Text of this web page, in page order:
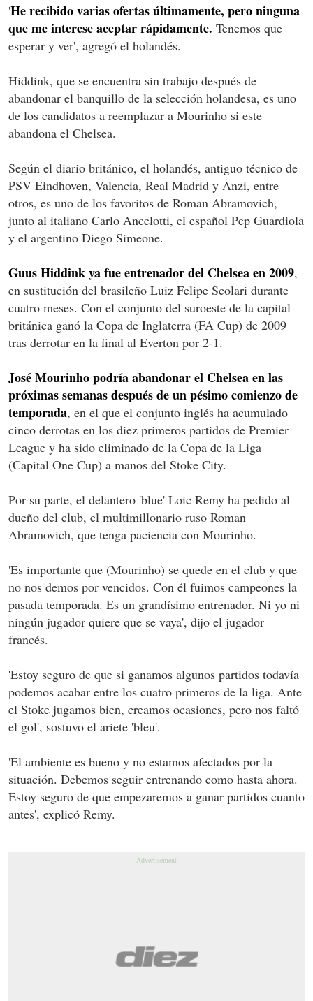
'He recibido varias ofertas últimamente, pero ninguna
que me interese aceptar rápidamente. Tenemos que
esperar y ver', agregó el holandés.
Hiddink, que se encuentra sin trabajo después de
abandonar el banquillo de la selección holandesa, es uno
de los candidatos a reemplazar a Mourinho si este
abandona el Chelsea.
Según el diario británico, el holandés, antiguo técnico de
PSV Eindhoven, Valencia, Real Madrid y Anzi, entre
otros, es uno de los favoritos de Roman Abramovich,
junto al italiano Carlo Ancelotti, el español Pep Guardiola
y el argentino Diego Simeone.
Guus Hiddink ya fue entrenador del Chelsea en 2009,
en sustitución del brasileño Luiz Felipe Scolari durante
cuatro meses. Con el conjunto del suroeste de la capital
británica ganó la Copa de Inglaterra (FA Cup) de 2009
tras derrotar en la final al Everton por 2-1.
José Mourinho podría abandonar el Chelsea en las
próximas semanas después de un pésimo comienzo de
temporada, en el que el conjunto inglés ha acumulado
cinco derrotas en los diez primeros partidos de Premier
League y ha sido eliminado de la Copa de la Liga
(Capital One Cup) a manos del Stoke City.
Por su parte, el delantero 'blue' Loic Remy ha pedido al
dueño del club, el multimillonario ruso Roman
Abramovich, que tenga paciencia con Mourinho.
'Es importante que (Mourinho) se quede en el club y que
no nos demos por vencidos. Con él fuimos campeones la
pasada temporada. Es un grandísimo entrenador. Ni yo ni
ningún jugador quiere que se vaya', dijo el jugador
francés.
'Estoy seguro de que si ganamos algunos partidos todavía
podemos acabar entre los cuatro primeros de la liga. Ante
el Stoke jugamos bien, creamos ocasiones, pero nos faltó
el gol', sostuvo el ariete 'bleu'.
'El ambiente es bueno y no estamos afectados por la
situación. Debemos seguir entrenando como hasta ahora.
Estoy seguro de que empezaremos a ganar partidos cuanto
antes', explicó Remy.